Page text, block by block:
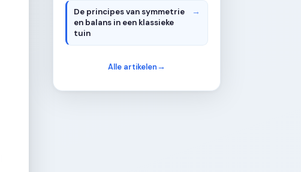
De principes van symmetrie
en balans in een klassieke
tuin
Alle artikelen